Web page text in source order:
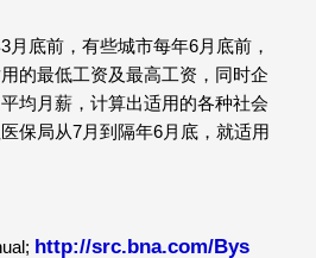
月底前，有些城市每年6月底前，
的最低工资及最高工资，同时企
均月薪，计算出适用的各种社会
保局从7月到隔年6月底，就适用
http://src.bna.com/Bys